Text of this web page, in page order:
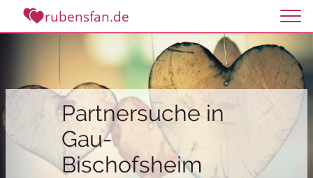
rubensfan.de
Partnersuche in
Gau-
Bischofsheim